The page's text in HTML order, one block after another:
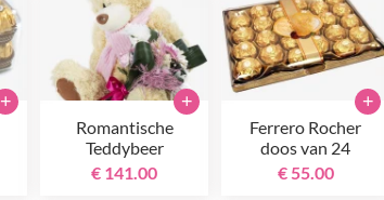
+
Romantische
Teddybeer
€ 141.00
+
Ferrero Rocher
doos van 24
€ 55.00
+